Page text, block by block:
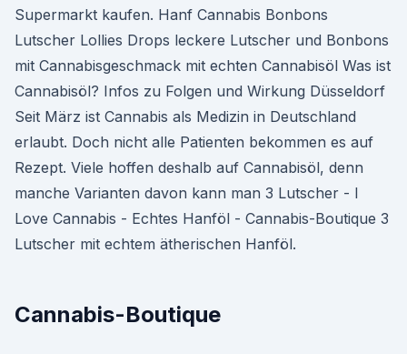
Supermarkt kaufen. Hanf Cannabis Bonbons
Lutscher Lollies Drops leckere Lutscher und Bonbons
mit Cannabisgeschmack mit echten Cannabisöl Was ist
Cannabisöl? Infos zu Folgen und Wirkung Düsseldorf
Seit März ist Cannabis als Medizin in Deutschland
erlaubt. Doch nicht alle Patienten bekommen es auf
Rezept. Viele hoffen deshalb auf Cannabisöl, denn
manche Varianten davon kann man 3 Lutscher - I
Love Cannabis - Echtes Hanföl - Cannabis-Boutique 3
Lutscher mit echtem ätherischen Hanföl.
Cannabis-Boutique